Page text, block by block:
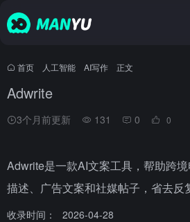
首页 人工智能 AI写作 正文
Adwrite
3个月前更新 131 0 0
Adwrite是一款AI文案工具，帮助跨
描述、广告文案和社媒帖子，省去反
收录时间： 2026-04-28